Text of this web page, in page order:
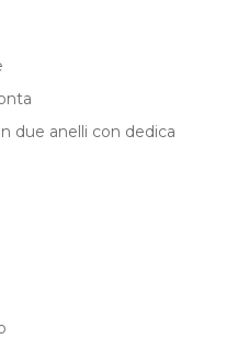
due anelli con dedica